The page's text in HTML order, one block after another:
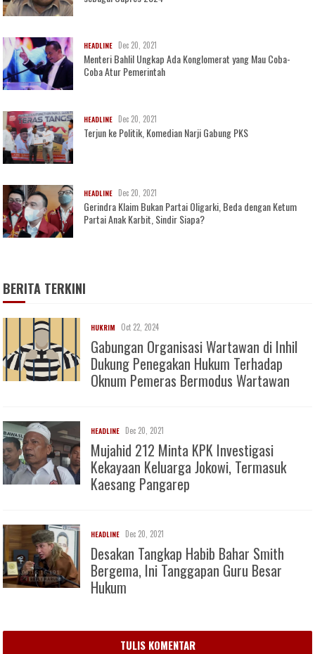
HEADLINE Dec 20, 2021
Menteri Bahlil Ungkap Ada Konglomerat yang Mau Coba-
Coba Atur Pemerintah
HEADLINE Dec 20, 2021
Terjun ke Politik, Komedian Narji Gabung PKS
HEADLINE Dec 20, 2021
Gerindra Klaim Bukan Partai Oligarki, Beda dengan Ketum
Partai Anak Karbit, Sindir Siapa?
BERITA TERKINI
HUKRIM Oct 22, 2024
Gabungan Organisasi Wartawan di Inhil
Dukung Penegakan Hukum Terhadap
Oknum Pemeras Bermodus Wartawan
HEADLINE Dec 20, 2021
Mujahid 212 Minta KPK Investigasi
Kekayaan Keluarga Jokowi, Termasuk
Kaesang Pangarep
HEADLINE Dec 20, 2021
Desakan Tangkap Habib Bahar Smith
Bergema, Ini Tanggapan Guru Besar
Hukum
TULIS KOMENTAR